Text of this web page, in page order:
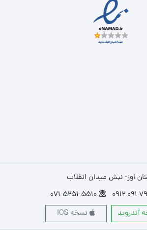
اوز- نبش میدان انقلاب
7958
071-5251-5510
آندروید
نسخه IOS